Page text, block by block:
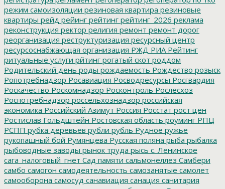
режим самоизоляции резиновая квартира резиновые
квартиры рейд рейинг рейтинг рейтинг_2026 реклама
реконструкция ректор религия ремонт ремонт дорог
реорганизация реструктуризация ресурсный центр
ресурсоснабжающая организация РЖД РИА Рейтинг
ритуальные услуги рйтинг рогатый скот роддом
Родительский день роды рождаемость Рождество розыск
Ропотребнадзор Росавиация Росводресурсы Росгвардия
Роскачество Роскомнадзор Росконтроль Рослесхоз
Роспотребнадзор россельхознадзор российская
экономика Российский Азимут Россия Росстат рост цен
Ростислав Гольдштейн Ростовская область роуминг РПЦ
РСПП рубка деревьев рубли рубль Рудное ружье
рукопашный бой Румянцева Русская поляна рыба рыбалка
рыбоводные заводы рынок труда рысь с. Ленинское
сага_налоговый_гнет Сад памяти сальмонеллез Самбери
самбо самогон самодеятельность самозанятые самолет
самооборона самосуд санавиация санация санитария